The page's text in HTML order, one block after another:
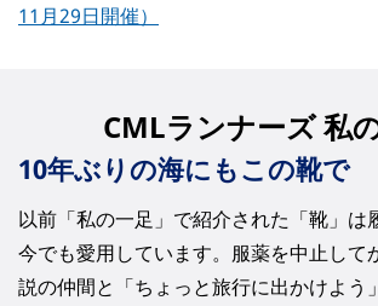
11月29日開催）
CMLランナーズ 私
10年ぶりの海にもこの靴で
以前「私の一足」で紹介された「靴」は
今でも愛用しています。服薬を中止して
説の仲間と「ちょっと旅行に出かけよう